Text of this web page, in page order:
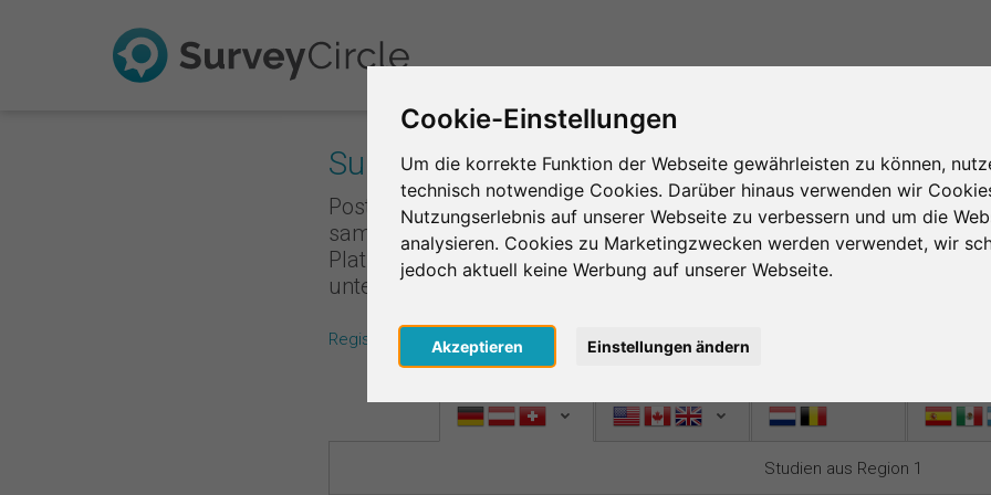
Cookie-Einstellungen
Um die korrekte Funktion der Webseite gewährleisten zu können,
technisch notwendige Cookies. Darüber hinaus verwenden wir
Nutzungserlebnis auf unserer Webseite zu verbessern und um die
analysieren. Cookies zu Marketingzwecken werden verwendet, wir
jedoch aktuell keine Werbung auf unserer Webseite.
Akzeptieren Einstellungen ändern
Survey Ranking – das Herzstück von
Poste deine Umfrage im Survey Ranking und nimm an Studien
sammelst du Punkte und verbesserst die Platzierung deiner Studie
Platzierung ist, desto mehr Menschen nehmen an deiner Studie
unterstützt, desto mehr Unterstützung bekommst du zurück.
Registriere dich kostenlos , um bei SurveyCircle Studienteilnehmer zu finden und
Studien aus Region 1